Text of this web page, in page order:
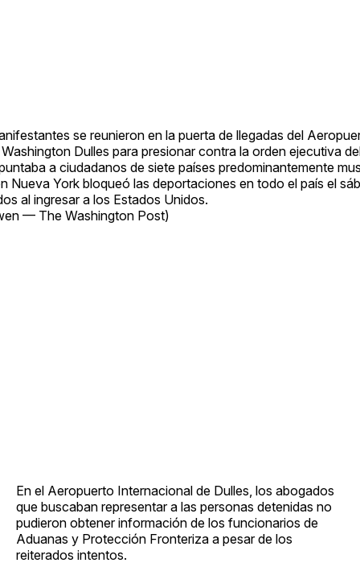
se reunieron en la puerta de llegadas del
Dulles para presionar contra la orden ejecutiva
a ciudadanos de siete países predominantemente
Nueva York bloqueó las deportaciones en todo el país el
al ingresar a los Estados Unidos.
— The Washington Post)
En el Aeropuerto Internacional de Dulles, los abogados
que buscaban representar a las personas detenidas no
pudieron obtener información de los funcionarios de
Aduanas y Protección Fronteriza a pesar de los
reiterados intentos.